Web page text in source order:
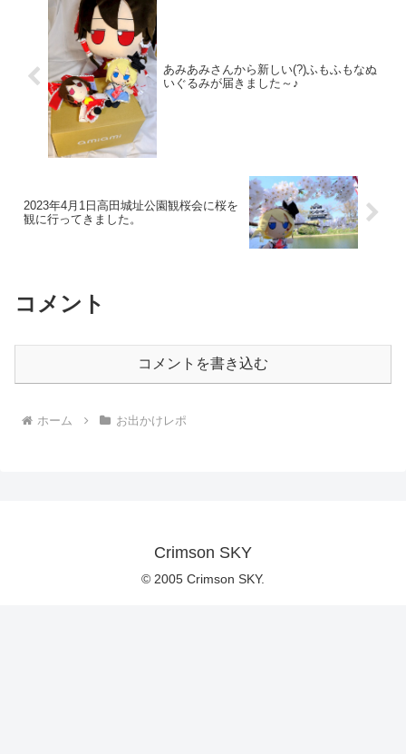
あみあみさんから新しい(?)ふもふもなぬ
いぐるみが届きました～♪
2023年4月1日高田城址公園観桜会に桜を
観に行ってきました。
コメント
コメントを書き込む
ホーム お出かけレポ
Crimson SKY
© 2005 Crimson SKY.